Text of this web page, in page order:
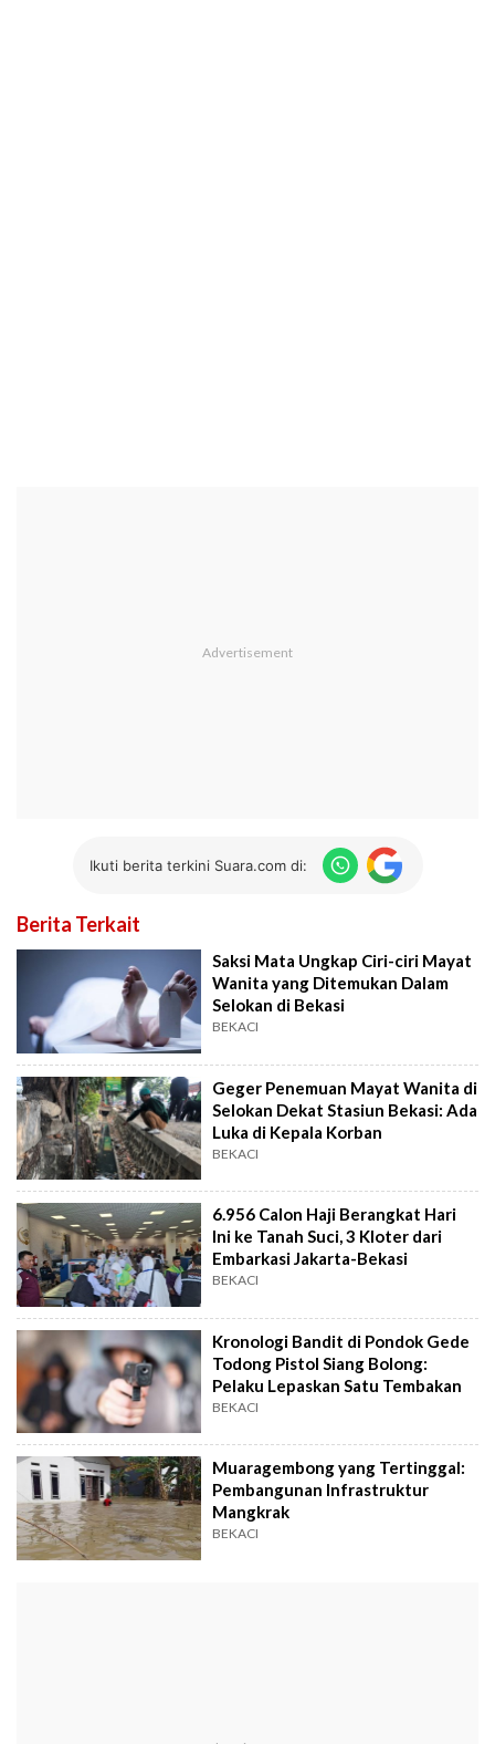
Ikuti berita terkini Suara.com di:
Berita Terkait
Saksi Mata Ungkap Ciri-ciri Mayat
Wanita yang Ditemukan Dalam
Selokan di Bekasi
BEKACI
Geger Penemuan Mayat Wanita di
Selokan Dekat Stasiun Bekasi: Ada
Luka di Kepala Korban
BEKACI
6.956 Calon Haji Berangkat Hari
Ini ke Tanah Suci, 3 Kloter dari
Embarkasi Jakarta-Bekasi
BEKACI
Kronologi Bandit di Pondok Gede
Todong Pistol Siang Bolong:
Pelaku Lepaskan Satu Tembakan
BEKACI
Muaragembong yang Tertinggal:
Pembangunan Infrastruktur
Mangkrak
BEKACI